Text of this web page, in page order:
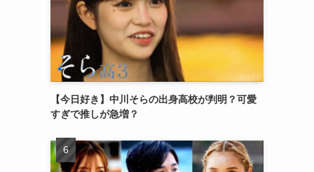
【今日好き】中川そらの出身高校が判明？可愛
すぎで推しが急増？